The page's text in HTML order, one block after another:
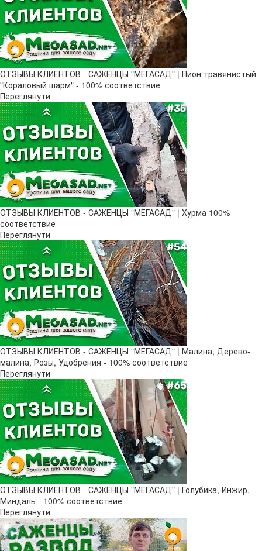
ОТЗЫВЫ КЛИЕНТОВ - САЖЕНЦЫ "МЕГАСАД" | Пион травянистый
"Кораловый шарм" - 100% соответствие
Переглянути
ОТЗЫВЫ КЛИЕНТОВ - САЖЕНЦЫ "МЕГАСАД" | Хурма 100%
соответствие
Переглянути
ОТЗЫВЫ КЛИЕНТОВ - САЖЕНЦЫ "МЕГАСАД" | Малина, Дерево-
малина, Розы, Удобрения - 100% соответствие
Переглянути
ОТЗЫВЫ КЛИЕНТОВ - САЖЕНЦЫ "МЕГАСАД" | Голубика, Инжир,
Миндаль - 100% соответствие
Переглянути